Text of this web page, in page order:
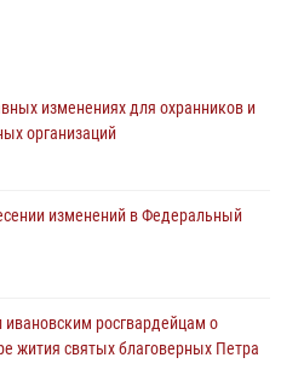
посвященных празднованию Дня
с Росгвардией»
Росгвардии задержаны
краж
изменениях для охранников и
организаций
изменений в Федеральный
росгвардейцам о
жития святых благоверных Петра